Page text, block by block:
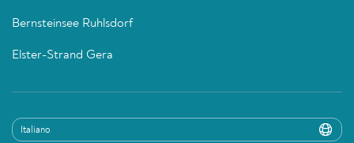
Bernsteinsee Ruhlsdorf
Elster-Strand Gera